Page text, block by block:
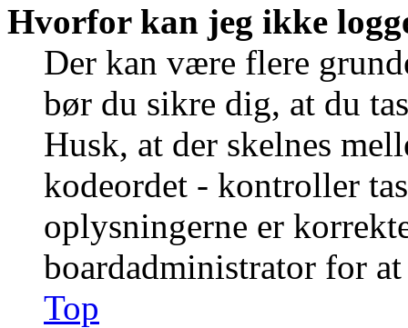
Hvorfor kan jeg ikke
Der kan være flere
bør du sikre dig, at du
Husk, at der skelnes
kodeordet - kontroller
oplysningerne er
boardadministrator for
Top